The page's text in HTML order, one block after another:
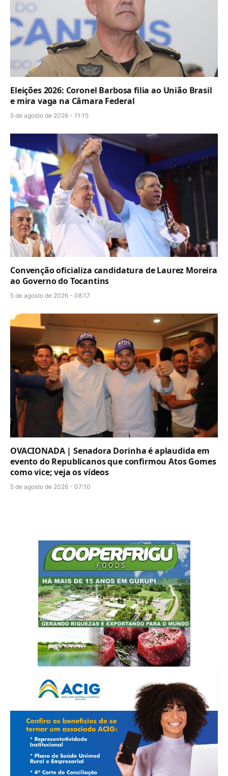
Eleições 2026: Coronel Barbosa filia ao União Brasil
e mira vaga na Câmara Federal
5 de agosto de 2026 - 11:15
Convenção oficializa candidatura de Laurez Moreira
ao Governo do Tocantins
5 de agosto de 2026 - 08:17
OVACIONADA | Senadora Dorinha é aplaudida em
evento do Republicanos que confirmou Atos Gomes
como vice; veja os vídeos
5 de agosto de 2026 - 07:10